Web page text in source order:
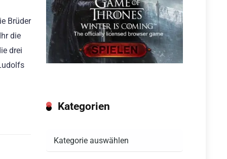
Brüder
die
drei
Kategorien